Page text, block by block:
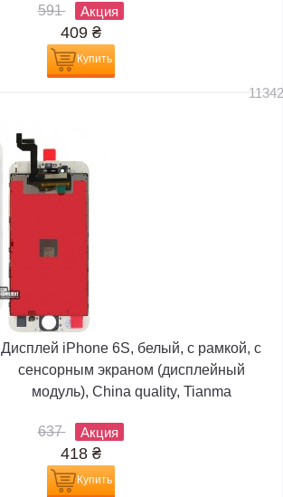
591 Акция
409 ₴
Купить
Дисплей iPhone 6S, белый, с рамкой, с
сенсорным экраном (дисплейный
модуль), China quality, Tianma
637 Акция
418 ₴
Купить